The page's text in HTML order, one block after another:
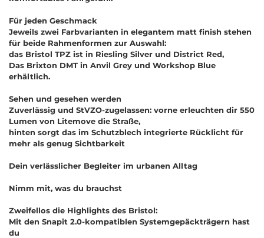
Für jeden Geschmack
Jeweils zwei Farbvarianten in elegantem matt finish stehen
für beide Rahmenformen zur Auswahl:
das Bristol TPZ ist in Riesling Silver und District Red,
Das Brixton DMT in Anvil Grey und Workshop Blue
erhältlich.
Sehen und gesehen werden
Zuverlässig und StVZO-zugelassen: vorne erleuchten dir 550
Lumen von Litemove die Straße,
hinten sorgt das im Schutzblech integrierte Rücklicht für
mehr als genug Sichtbarkeit
Dein verlässlicher Begleiter im urbanen Alltag
Nimm mit, was du brauchst
Zweifellos die Highlights des Bristol:
Mit den Snapit 2.0-kompatiblen Systemgepäckträgern hast
du